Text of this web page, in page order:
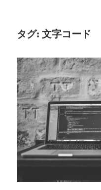
タグ: 文字コード